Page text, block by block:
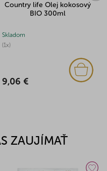
Country life Olej kokosový
BIO 300ml
(1x)
Skladom
9,06 €
ZAUJÍMAŤ